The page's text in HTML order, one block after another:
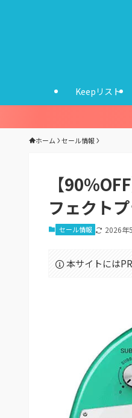
Keepリスト
ホーム セール情報
【
フェクト
セール情報 2026年
本サイトには